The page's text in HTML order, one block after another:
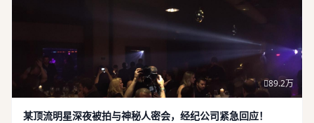
89.2万
某顶流明星深夜被拍与神秘人密会，经纪公司紧急回应！